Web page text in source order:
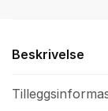
Beskrivelse